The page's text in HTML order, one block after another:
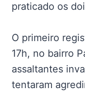
praticado os
O primeiro
17h, no bairro
assaltantes
tentaram